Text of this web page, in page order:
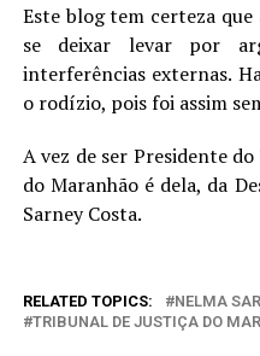
Este blog tem certeza
se deixar levar por
interferências externas.
o rodízio, pois foi assim
A vez de ser Presidente
do Maranhão é dela, da
Sarney Costa.
RELATED TOPICS: NELMA
TRIBUNAL DE JUSTIÇA DO